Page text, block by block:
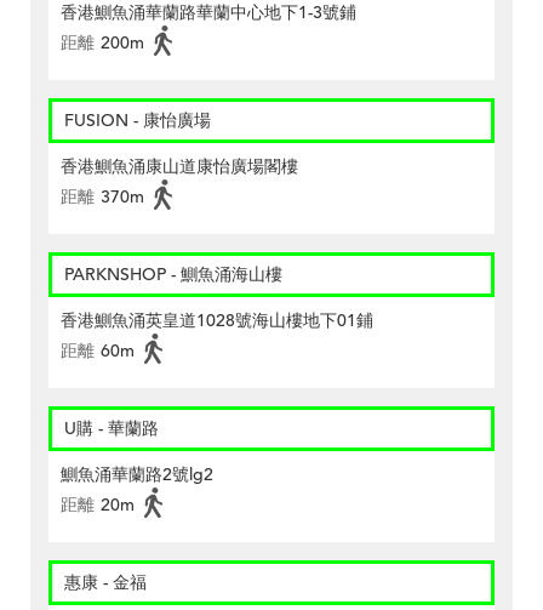
香港鰂魚涌華蘭路華蘭中心地下1-3號鋪
距離 200m
FUSION - 康怡廣場
香港鰂魚涌康山道康怡廣場閣樓
距離 370m
PARKNSHOP - 鰂魚涌海山樓
香港鰂魚涌英皇道1028號海山樓地下01鋪
距離 60m
U購 - 華蘭路
鰂魚涌華蘭路2號lg2
距離 20m
惠康 - 金福